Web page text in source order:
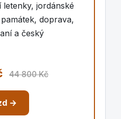
jordánské
doprava,
a český
44 800 Kč
→